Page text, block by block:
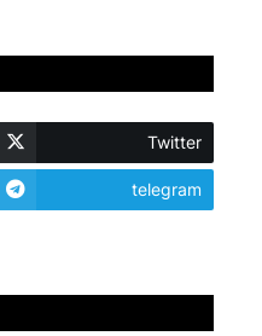
Twitter
telegram